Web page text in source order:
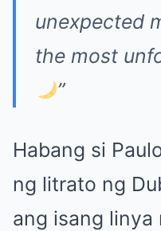
unexpected
the most
”
Habang si
ng litrato ng
ang isang linya